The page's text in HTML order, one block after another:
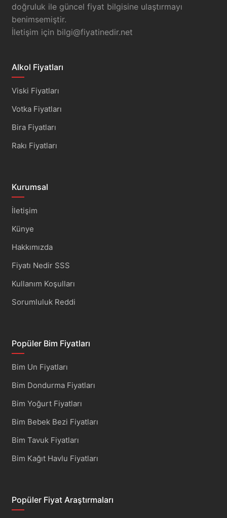
doğruluk ile güncel fiyat bilgisine ulaştırmayı
benimsemiştir.
İletişim için bilgi@fiyatinedir.net
Alkol Fiyatları
Viski Fiyatları
Votka Fiyatları
Bira Fiyatları
Rakı Fiyatları
Kurumsal
İletişim
Künye
Hakkımızda
Fiyatı Nedir SSS
Kullanım Koşulları
Sorumluluk Reddi
Popüler Bim Fiyatları
Bim Un Fiyatları
Bim Dondurma Fiyatları
Bim Yoğurt Fiyatları
Bim Bebek Bezi Fiyatları
Bim Tavuk Fiyatları
Bim Kağıt Havlu Fiyatları
Popüler Fiyat Araştırmaları